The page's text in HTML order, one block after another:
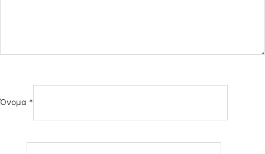
Όνομα *